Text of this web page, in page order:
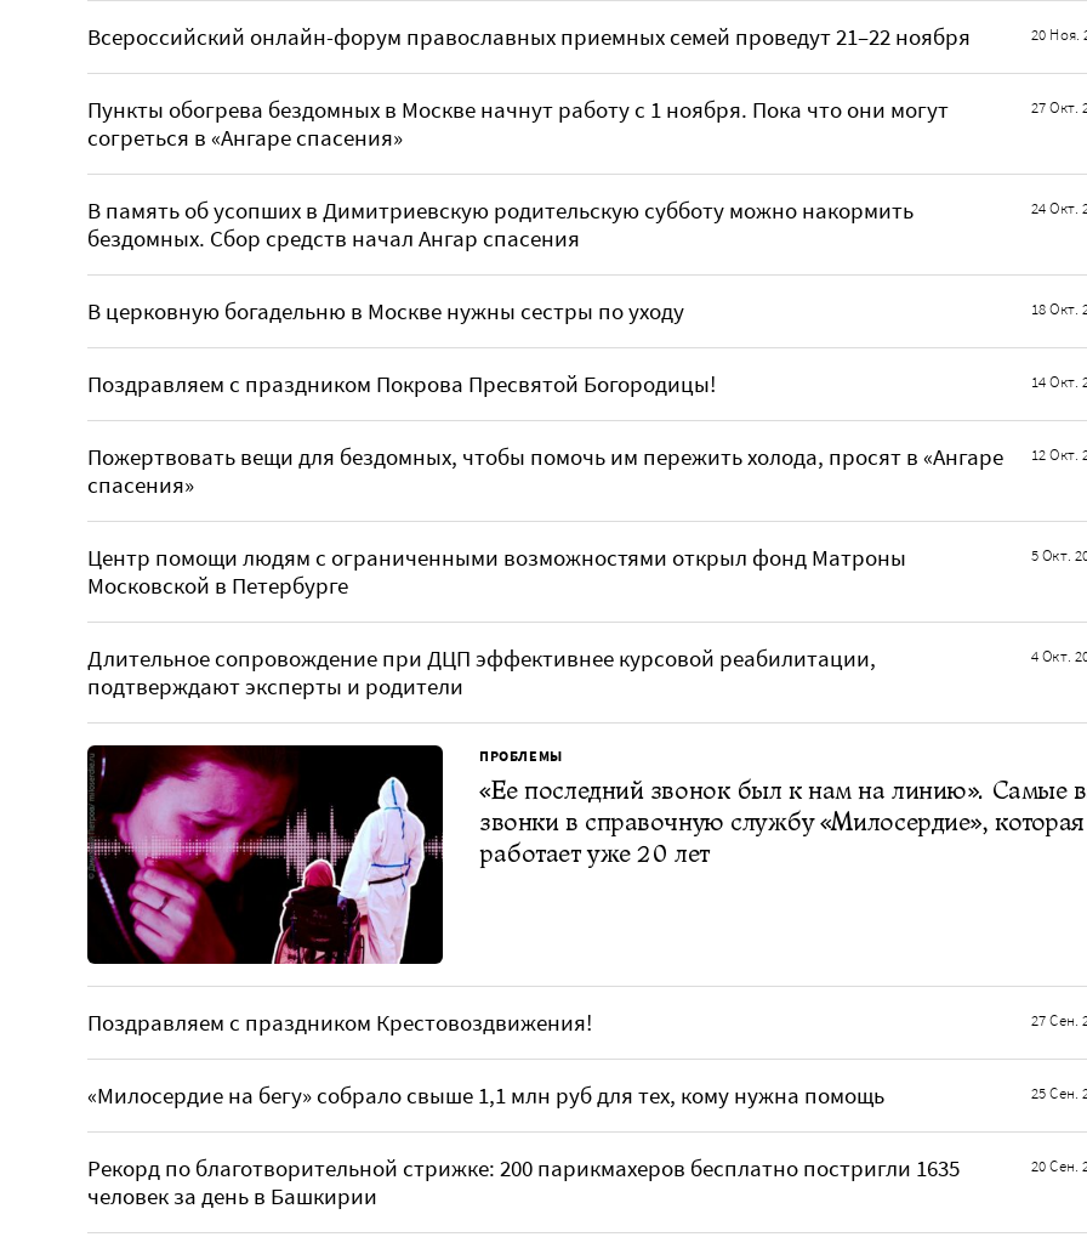
Всероссийский онлайн-форум православных приемных семей проведут 21–22 ноября 20 Ноя.
Пункты обогрева бездомных в Москве начнут работу с 1 ноября. Пока что они могут
согреться в «Ангаре спасения»
27 Окт.
В память об усопших в Димитриевскую родительскую субботу можно накормить
бездомных. Сбор средств начал Ангар спасения
24 Окт.
В церковную богадельню в Москве нужны сестры по уходу 18 Окт.
Поздравляем с праздником Покрова Пресвятой Богородицы! 14 Окт.
Пожертвовать вещи для бездомных, чтобы помочь им пережить холода, просят в «Ангаре
спасения»
12 Окт.
Центр помощи людям с ограниченными возможностями открыл фонд Матроны
Московской в Петербурге
5 Окт.
Длительное сопровождение при ДЦП эффективнее курсовой реабилитации,
подтверждают эксперты и родители
4 Окт.
ПРОБЛЕМЫ
«Ее последний звонок был к нам на линию». Самые
звонки в справочную службу «Милосердие», которая
работает уже 20 лет
Поздравляем с праздником Крестовоздвижения! 27 Сен.
«Милосердие на бегу» собрало свыше 1,1 млн руб для тех, кому нужна помощь 25 Сен.
Рекорд по благотворительной стрижке: 200 парикмахеров бесплатно постригли 1635
человек за день в Башкирии
20 Сен.